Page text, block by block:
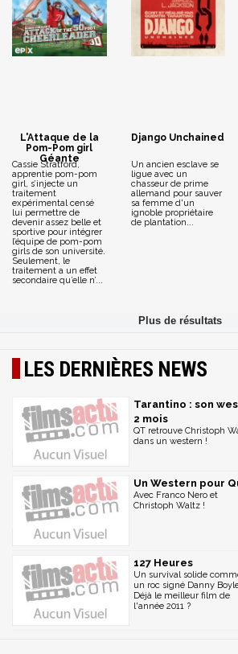
L'Attaque de la
Pom-Pom girl
Géante
Cassie Stratford,
apprentie pom-pom
girl, s’injecte un
traitement
expérimental censé
lui permettre de
devenir assez belle et
sportive pour intégrer
l’équipe de pom-pom
girls de son université.
Seulement, le
traitement a un effet
secondaire qu’elle n’...
Django Unchained
Un ancien esclave se
ligue avec un
chasseur de prime
allemand pour sauver
sa femme d'un
ignoble propriétaire
de plantation...
LES DERNIÈRES NEWS
Tarantino : son
2 mois
QT retrouve Christoph
dans un western !
Un Western pour
Avec Franco Nero et
Christoph Waltz !
127 Heures
Un survival solide
un roc signé Danny
Déjà le meilleur film de
l'année 2011 ?